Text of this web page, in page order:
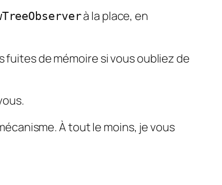
à la place, en
de mémoire si vous oubliez de
À tout le moins, je vous